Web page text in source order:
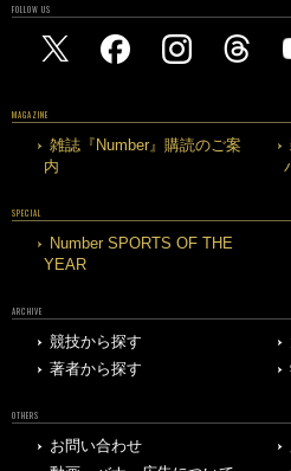
FOLLOW US
MAGAZINE
雑誌『Number』購読のご案
内
SPECIAL
Number SPORTS OF THE
YEAR
ARCHIVE
競技から探す
著者から探す
OTHERS
お問い合わせ